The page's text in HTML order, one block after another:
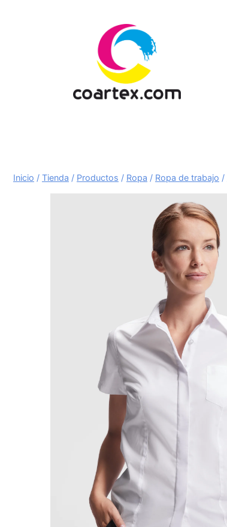
Inicio / Tienda / Productos / Ropa / Ropa de trabajo /